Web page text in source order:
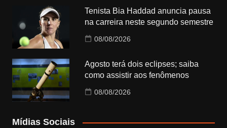
Tenista Bia Haddad anuncia pausa
na carreira neste segundo semestre
08/08/2026
Agosto terá dois eclipses; saiba
como assistir aos fenômenos
08/08/2026
Mídias Sociais